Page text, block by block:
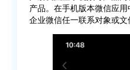
产品。在手机版本微信应
企业微信任一联系对象或文